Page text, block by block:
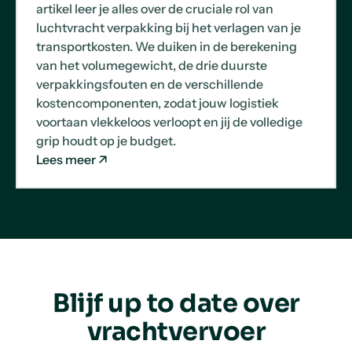
artikel leer je alles over de cruciale rol van
luchtvracht verpakking bij het verlagen van je
transportkosten. We duiken in de berekening
van het volumegewicht, de drie duurste
verpakkingsfouten en de verschillende
kostencomponenten, zodat jouw logistiek
voortaan vlekkeloos verloopt en jij de volledige
grip houdt op je budget.
Lees meer
Blijf up to date over
vrachtvervoer